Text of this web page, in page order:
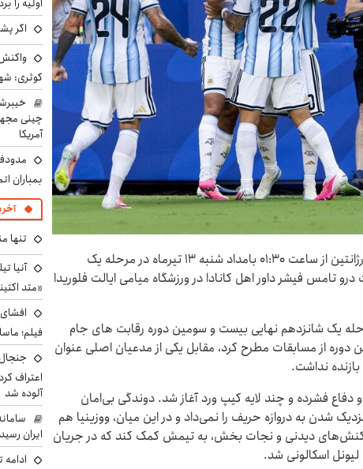
به گزارش اطلاعات آنلاین، تیم ملی فوتبال آرژانتین از ساعت ۰۱:۳۰ بامداد شنبه ۱۳ تیرماه در مرحله یک
جام جهانی ۲۰۲۶ با قضاوت درو تامس فیشر داور اهل کانادا در ورزشگاه میامی ایالت فلوریدا
یک شانزدهم نهایی بیست و سومین دوره رقابت های جام
دوره از مسابقات مطرح کرد، مقابل یکی از مدعیان اصلی عنوان
نداشت.
و دفاع فشرده و چند لایه کیپ ورد آغاز شد. دوندگی بی‌امان
نزدیک شدن به دروازه حریف را نمی‌داد و در این میان، ووزینیا هم
دیدنی و نجات بخش، به تیمش کمک کند که در جریان
اسکالونی شد.
اگر
کوثری:
چینی
آمریکا
بمباران
تنها
آنیا
«متد
فیلم؛
اعتراف
آلوده شد
ایران